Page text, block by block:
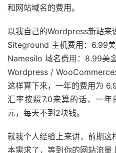
和网站域名的费用。
以我自己的Wordpress新站来
Siteground 主机费用：6.99
Namesilo 域名费用：8.99美
Wordpress /
这样算下来，一年的费用为
汇率按照7.0来算的话，一
元，每天不到2块钱。
就我个人经验上来讲，前期
本需求了，等到你的网站流